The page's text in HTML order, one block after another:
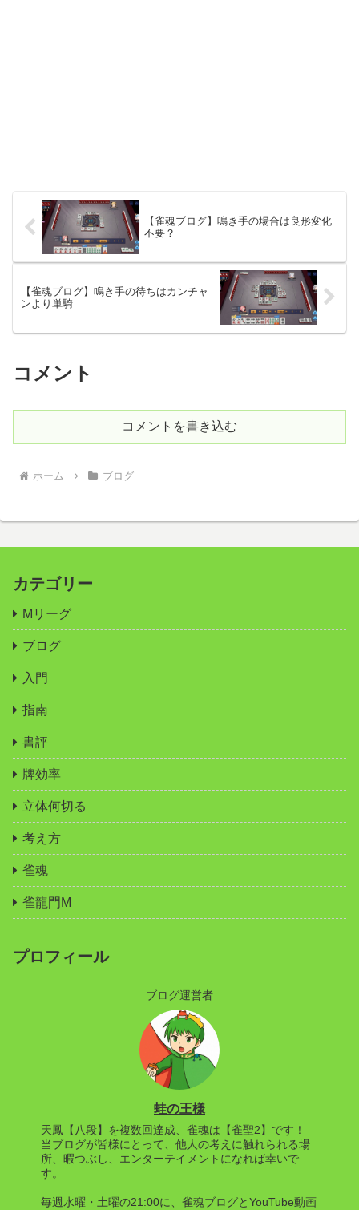
【雀魂ブログ】鳴き手の場合は良形変化
不要？
【雀魂ブログ】鳴き手の待ちはカンチャ
ンより単騎
コメント
コメントを書き込む
ホーム ブログ
カテゴリー
Mリーグ
ブログ
入門
指南
書評
牌効率
立体何切る
考え方
雀魂
雀龍門M
プロフィール
ブログ運営者
蛙の王様
天鳳【八段】を複数回達成、雀魂は【雀聖2】です！
当ブログが皆様にとって、他人の考えに触れられる場
所、暇つぶし、エンターテイメントになれば幸いで
す。
毎週水曜・土曜の21:00に、雀魂ブログとYouTube動画